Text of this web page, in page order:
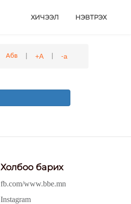
ХИЧЭЭЛ НЭВТРЭХ
Абв | +А | -а
Холбоо барих
fb.com/www.bbe.mn
Instagram